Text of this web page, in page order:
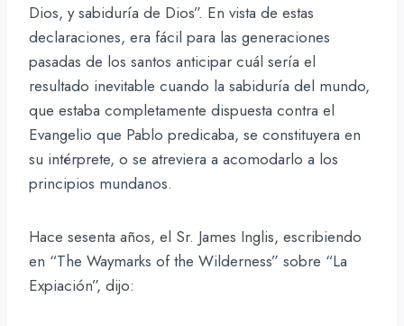
Dios, y sabiduría de Dios”. En vista de estas
declaraciones, era fácil para las generaciones
pasadas de los santos anticipar cuál sería el
resultado inevitable cuando la sabiduría del mundo,
que estaba completamente dispuesta contra el
Evangelio que Pablo predicaba, se constituyera en
su intérprete, o se atreviera a acomodarlo a los
principios mundanos.
Hace sesenta años, el Sr. James Inglis, escribiendo
en “The Waymarks of the Wilderness” sobre “La
Expiación”, dijo: